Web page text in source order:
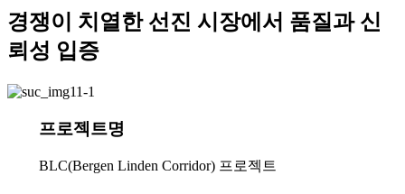
경쟁이 치열한 선진 시장에서 품질과 신
뢰성 입증
프로젝트명
BLC(Bergen Linden Corridor) 프로젝트